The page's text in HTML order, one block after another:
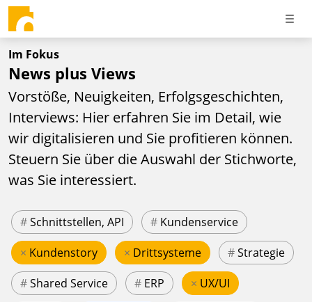
Im Fokus
News plus Views
Vorstöße, Neuigkeiten, Erfolgsgeschichten,
Interviews: Hier erfahren Sie im Detail, wie
wir digitalisieren und Sie profitieren können.
Steuern Sie über die Auswahl der Stichworte,
was Sie interessiert.
#Schnittstellen, API # Kundenservice
× Kundenstory × Drittsysteme #Strategie
#Shared Service # ERP × UX/UI